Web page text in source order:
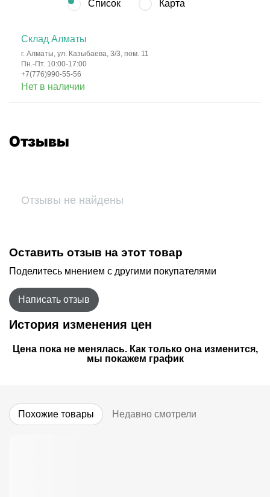
Список Карта
Склад Алматы
г. Алматы, ул. Казыбаева, 3/3, пом. 11
Пн.-Пт. 10:00-17:00
+7(776)990-55-56
Нет в наличии
Отзывы
Отзывы не найдены
Оставить отзыв на этот товар
Поделитесь мнением с другими покупателями
Написать отзыв
История изменения цен
Цена пока не менялась. Как только она изменится,
мы покажем график
Похожие товары Недавно смотрели